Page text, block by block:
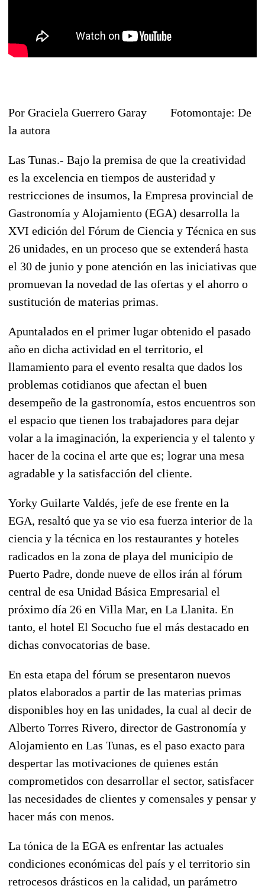
Por Graciela Guerrero Garay Fotomontaje: De
la autora
Las Tunas.- Bajo la premisa de que la creatividad
es la excelencia en tiempos de austeridad y
restricciones de insumos, la Empresa provincial de
Gastronomía y Alojamiento (EGA) desarrolla la
XVI edición del Fórum de Ciencia y Técnica en sus
26 unidades, en un proceso que se extenderá hasta
el 30 de junio y pone atención en las iniciativas que
promuevan la novedad de las ofertas y el ahorro o
sustitución de materias primas.
Apuntalados en el primer lugar obtenido el pasado
año en dicha actividad en el territorio, el
llamamiento para el evento resalta que dados los
problemas cotidianos que afectan el buen
desempeño de la gastronomía, estos encuentros son
el espacio que tienen los trabajadores para dejar
volar a la imaginación, la experiencia y el talento y
hacer de la cocina el arte que es; lograr una mesa
agradable y la satisfacción del cliente.
Yorky Guilarte Valdés, jefe de ese frente en la
EGA, resaltó que ya se vio esa fuerza interior de la
ciencia y la técnica en los restaurantes y hoteles
radicados en la zona de playa del municipio de
Puerto Padre, donde nueve de ellos irán al fórum
central de esa Unidad Básica Empresarial el
próximo día 26 en Villa Mar, en La Llanita. En
tanto, el hotel El Socucho fue el más destacado en
dichas convocatorias de base.
En esta etapa del fórum se presentaron nuevos
platos elaborados a partir de las materias primas
disponibles hoy en las unidades, la cual al decir de
Alberto Torres Rivero, director de Gastronomía y
Alojamiento en Las Tunas, es el paso exacto para
despertar las motivaciones de quienes están
comprometidos con desarrollar el sector, satisfacer
las necesidades de clientes y comensales y pensar y
hacer más con menos.
La tónica de la EGA es enfrentar las actuales
condiciones económicas del país y el territorio sin
retrocesos drásticos en la calidad, un parámetro